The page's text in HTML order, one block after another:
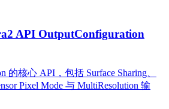
API OutputConfiguration
的核心 API，包括 Surface Sharing、
Pixel Mode 与 MultiResolution 输